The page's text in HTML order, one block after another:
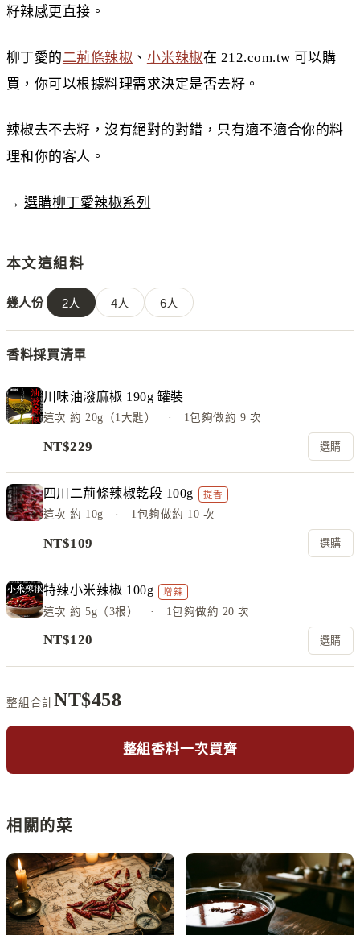
籽辣感更直接。
柳丁愛的二荊條辣椒 、 小米辣椒在 212.com.tw 可以購
買，你可以根據料理需求決定是否去籽。
辣椒去不去籽，沒有絕對的對錯，只有適不適合你的料
理和你的客人。
→ 選購柳丁愛辣椒系列
本文這組料
幾人份 2人 4人 6人
香料採買清單
川味油潑麻椒 190g 罐裝
這次約 20g（1大匙） · 1包夠做約 9 次
NT$229 選購
四川二荊條辣椒乾段 100g 提香
這次約 10g · 1包夠做約 10 次
NT$109 選購
特辣小米辣椒 100g 增辣
這次約 5g（3根） · 1包夠做約 20 次
NT$120 選購
整組合計NT$458
整組香料一次買齊
相關的菜